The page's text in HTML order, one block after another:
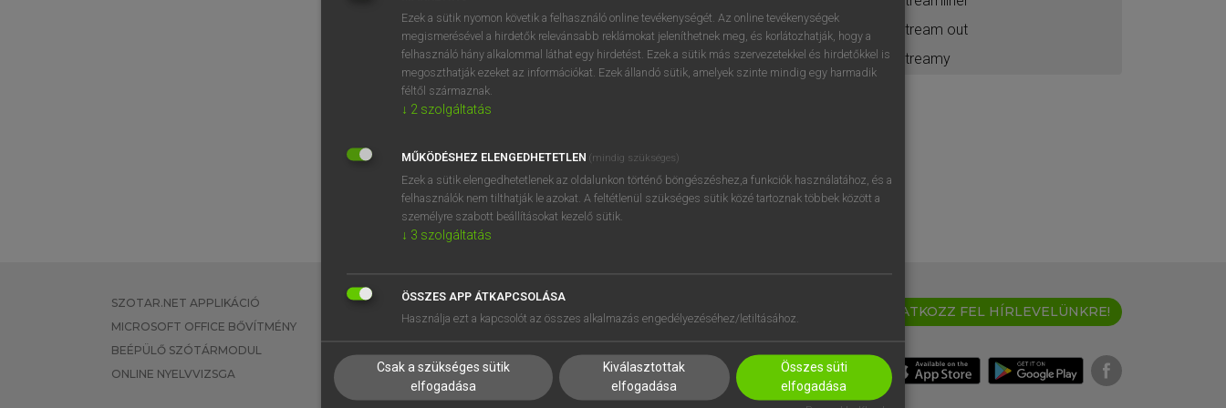
stream out
streamy
SZOTAR.NET APPLIKÁCIÓ
MICROSOFT OFFICE BŐVÍTMÉNY
BEÉPÜLŐ SZÓTÁRMODUL
ONLINE NYELVVIZSGA
EGYÉNI FELHASZNÁLÓKNAK
TANULÓKNAK
VÁLLALATI MEGOLDÁSOK
SÚGÓ
RÓLUNK
SÜTI BEÁLLÍTÁSOK
IRATKOZZ FEL HÍRLEVELÜNKRE!
Ezek a sütik nyomon követik a felhasználó online tevékenységét. Az online tevékenységek
megismerésével a hirdetők relevánsabb reklámokat jeleníthetnek meg, és korlátozhatják, hogy a
felhasználó hány alkalommal láthat egy hirdetést. Ezek a sütik más szervezetekkel és hirdetőkkel is
megoszthatják ezeket az információkat. Ezek állandó sütik, amelyek szinte mindig egy harmadik
féltől származnak.
↓ 2 szolgáltatás
MŰKÖDÉSHEZ ELENGEDHETETLEN (mindig szükséges)
Ezek a sütik elengedhetetlenek az oldalunkon történő böngészéshez,a funkciók használatához, és a
felhasználók nem tilthatják le azokat. A feltétlenül szükséges sütik közé tartoznak többek között a
személyre szabott beállításokat kezelő sütik.
↓ 3 szolgáltatás
ÖSSZES APP ÁTKAPCSOLÁSA
Használja ezt a kapcsolót az összes alkalmazás engedélyezéséhez/letiltásához.
Csak a szükséges sütik
elfogadása
Kiválasztottak
elfogadása
Összes süti
elfogadása